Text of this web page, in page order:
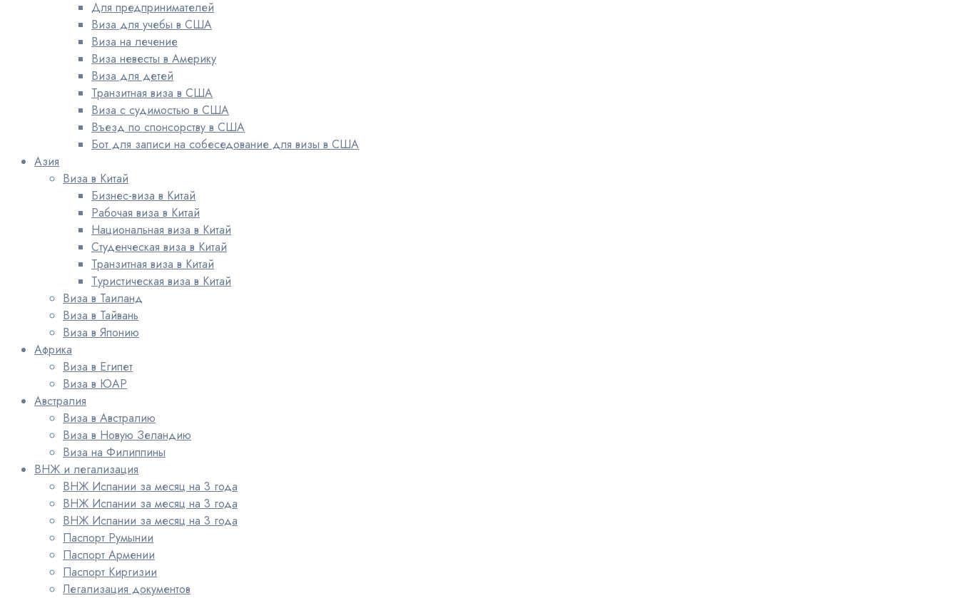
Для предпринимателей
Виза для учебы в США
Виза на лечение
Виза невесты в Америку
Виза для детей
Транзитная виза в США
Виза с судимостью в США
Въезд по спонсорству в США
Бот для записи на собеседование для визы в США
Азия
Виза в Китай
Бизнес-виза в Китай
Рабочая виза в Китай
Национальная виза в Китай
Студенческая виза в Китай
Транзитная виза в Китай
Туристическая виза в Китай
Виза в Таиланд
Виза в Тайвань
Виза в Японию
Африка
Виза в Египет
Виза в ЮАР
Австралия
Виза в Австралию
Виза в Новую Зеландию
Виза на Филиппины
ВНЖ и легализация
ВНЖ Испании за месяц на 3 года
ВНЖ Испании за месяц на 3 года
ВНЖ Испании за месяц на 3 года
Паспорт Румынии
Паспорт Армении
Паспорт Киргизии
Легализация документов